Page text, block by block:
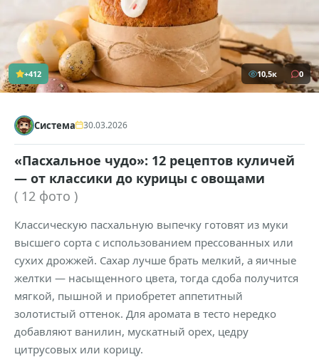
+412 10,5к 0
Система 30.03.2026
«Пасхальное чудо»: 12 рецептов куличей
— от классики до курицы с овощами
( 12 фото )
Классическую пасхальную выпечку готовят из муки
высшего сорта с использованием прессованных или
сухих дрожжей. Сахар лучше брать мелкий, а яичные
желтки — насыщенного цвета, тогда сдоба получится
мягкой, пышной и приобретет аппетитный
золотистый оттенок. Для аромата в тесто нередко
добавляют ванилин, мускатный орех, цедру
цитрусовых или корицу.